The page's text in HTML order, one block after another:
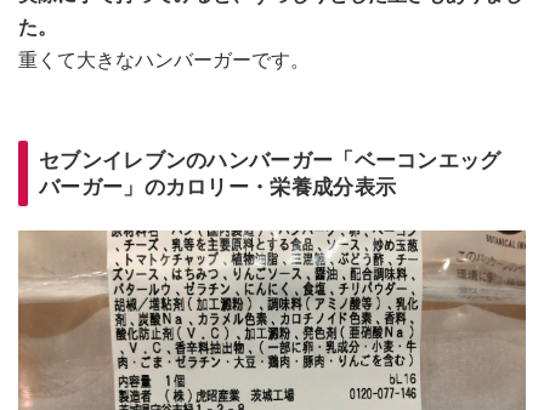
た。
重くて大きなハンバーガーです。
セブンイレブンのハンバーガー「ベーコンエッグ
バーガー」のカロリー・栄養成分表示